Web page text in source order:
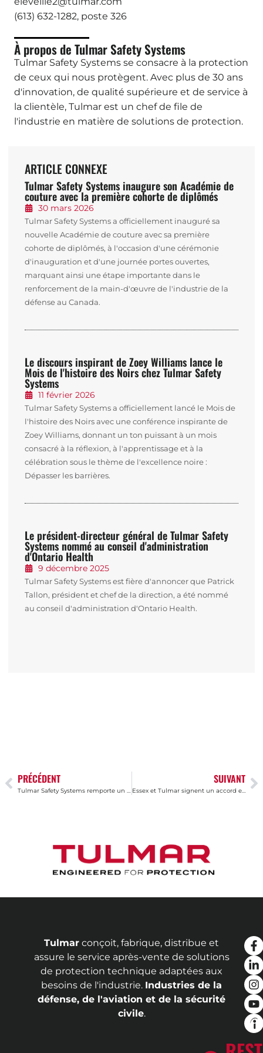
(613) 632-1282, poste 326
À propos de Tulmar Safety Systems
Tulmar Safety Systems se consacre à la protection
de ceux qui nous protègent. Avec plus de 30 ans
d'innovation, de qualité supérieure et de service à
la clientèle, Tulmar est un chef de file de
l'industrie en matière de solutions de protection.
ARTICLE CONNEXE
Tulmar Safety Systems inaugure son Académie de
couture avec la première cohorte de diplômés
30 mars 2026
Tulmar Safety Systems a officiellement inauguré sa
nouvelle Académie de couture avec sa première
cohorte de diplômés, à l'occasion d'une cérémonie
d'inauguration et d'une journée portes ouvertes,
marquant ainsi une étape importante dans le
renforcement de la main-d'œuvre de l'industrie de la
défense au Canada.
Le discours inspirant de Zoey Williams lance le
Mois de l'histoire des Noirs chez Tulmar Safety
Systems
11 février 2026
Tulmar Safety Systems a officiellement lancé le Mois de
l'histoire des Noirs avec une conférence inspirante de
Zoey Williams, donnant un ton puissant à un mois
consacré à la réflexion, à l'apprentissage et à la
célébration sous le thème de l'excellence noire :
Dépasser les barrières.
Le président-directeur général de Tulmar Safety
Systems nommé au conseil d'administration
d'Ontario Health
9 décembre 2025
Tulmar Safety Systems est fière d'annoncer que Patrick
Tallon, président et chef de la direction, a été nommé
au conseil d'administration d'Ontario Health.
PRÉCÉDENT SUIVANT
Essex et Tulmar signent un accord exclusif de distribution et de support technique d'une durée de deux ans
Tulmar conçoit, fabrique, distribue et
assure le service après-vente de solutions
de protection technique adaptées aux
besoins de l'industrie. Industries de la
défense, de l'aviation et de la sécurité
civile.